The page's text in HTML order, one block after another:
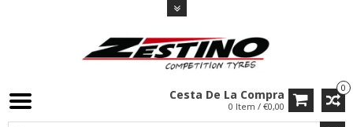
0
Cesta De La Compra
0 Item / €0,00